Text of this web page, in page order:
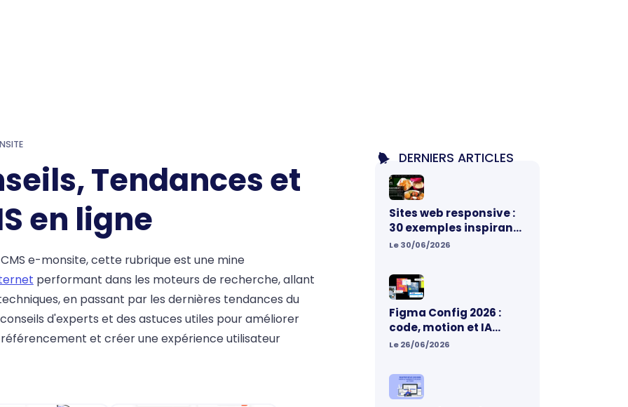
Tendances et
en ligne
e-monsite, cette rubrique est une mine
performant dans les moteurs de recherche, allant
en passant par les dernières tendances du
d'experts et des astuces utiles pour améliorer
et créer une expérience utilisateur
DERNIERS ARTICLES
Sites web responsive :
30 exemples inspirants
pour votre prochain
Le 30/06/2026
Figma Config 2026 :
code, motion et IA
réunis sur un même
vraiment pour les
designers
Le 26/06/2026